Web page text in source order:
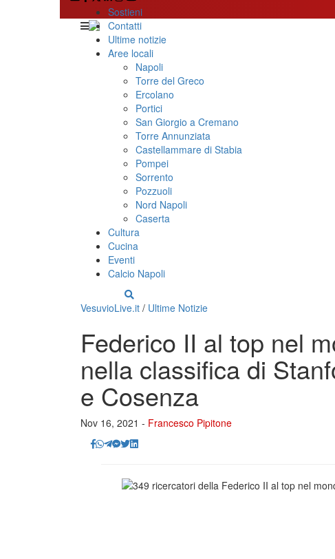
Sostieni
Contatti
Ultime notizie
Aree locali
Napoli
Torre del Greco
Ercolano
Portici
San Giorgio a Cremano
Torre Annunziata
Castellammare di Stabia
Pompei
Sorrento
Pozzuoli
Nord Napoli
Caserta
Cultura
Cucina
Eventi
Calcio Napoli
VesuvioLive.it / Ultime Notizie
Federico II al top nel
nella classifica di
e Cosenza
Nov 16, 2021 - Francesco Pipitone